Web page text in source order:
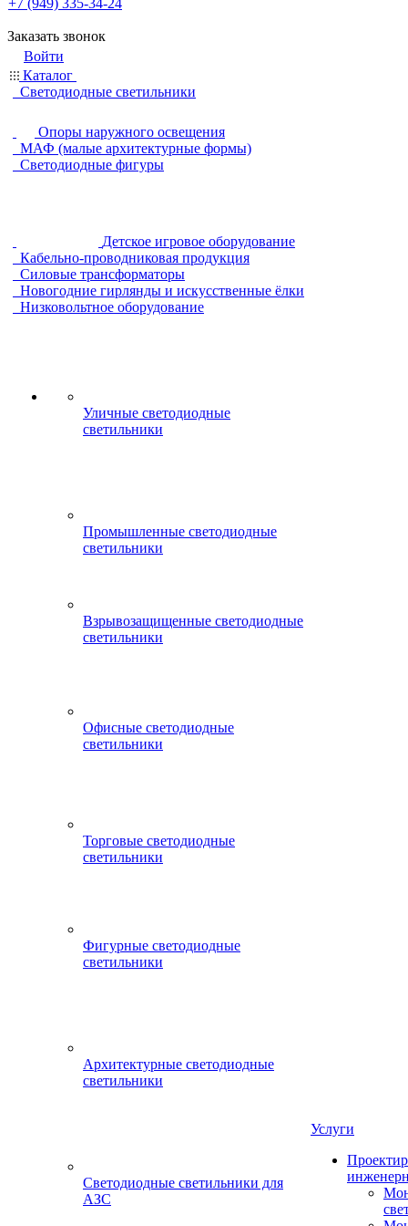
+7 (949) 335-34-24
Заказать звонок
Войти
Каталог
Светодиодные светильники
Опоры наружного освещения
МАФ (малые архитектурные формы)
Светодиодные фигуры
Детское игровое оборудование
Кабельно-проводниковая продукция
Силовые трансформаторы
Новогодние гирлянды и искусственные ёлки
Низковольтное оборудование
Уличные светодиодные
светильники
Промышленные светодиодные
светильники
Взрывозащищенные светодиодные
светильники
Офисные светодиодные
светильники
Торговые светодиодные
светильники
Фигурные светодиодные
светильники
Архитектурные светодиодные
светильники
Светодиодные светильники для
АЗС
Услуги